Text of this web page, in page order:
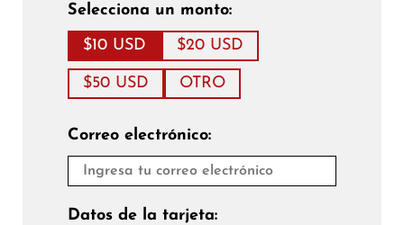
Selecciona un monto:
$10 USD $20 USD
$50 USD OTRO
Correo electrónico:
Datos de la tarjeta: